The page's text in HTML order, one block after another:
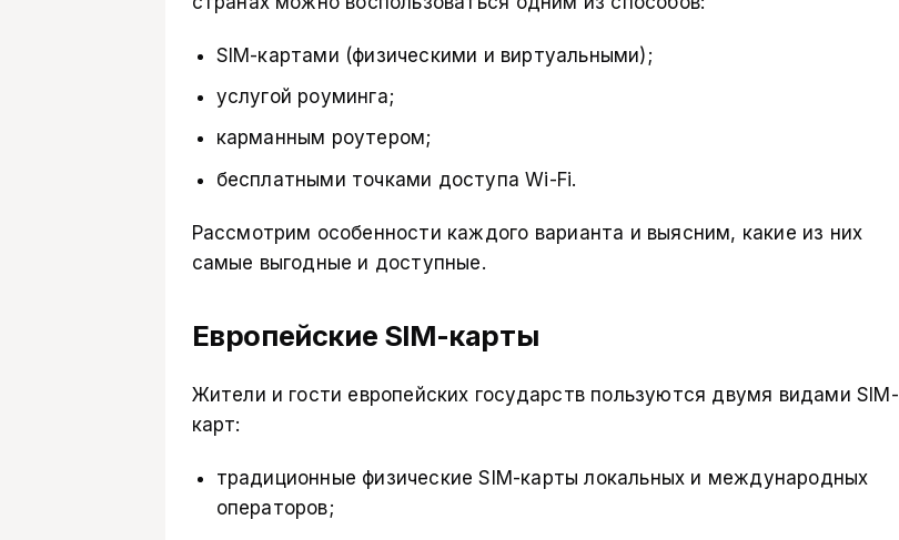
SIM-картами (физическими и виртуальными);
услугой роуминга;
карманным роутером;
бесплатными точками доступа Wi-Fi.
Рассмотрим особенности каждого варианта и выясним, какие из них
самые выгодные и доступные.
Европейские SIM-карты
Жители и гости европейских государств пользуются двумя видами SIM-
карт:
традиционные физические SIM-карты локальных и международных
операторов;